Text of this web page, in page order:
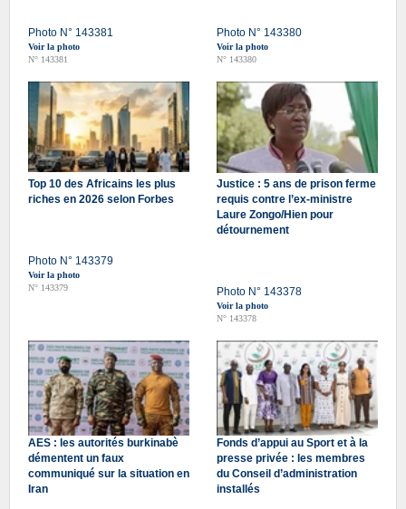
Photo N° 143381
Voir la photo
N° 143381
Photo N° 143380
Voir la photo
N° 143380
Top 10 des Africains les plus
riches en 2026 selon Forbes
Photo N° 143379
Voir la photo
N° 143379
Justice : 5 ans de prison ferme
requis contre l’ex-ministre
Laure Zongo/Hien pour
détournement
Photo N° 143378
Voir la photo
N° 143378
AES : les autorités burkinabè
démentent un faux
communiqué sur la situation en
Iran
Fonds d’appui au Sport et à la
presse privée : les membres
du Conseil d’administration
installés